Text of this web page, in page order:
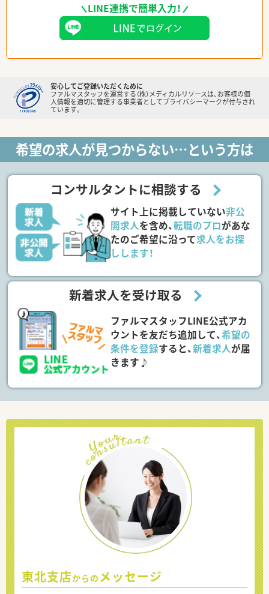
LINE連携で簡単入力！
安心してご登録いただくために
ファルマスタッフを運営する（株）メディカルリソースは、お客様の個
人情報を適切に管理する事業者としてプライバシーマークが付与され
ています。
希望の求人が見つからない…という方は
コンサルタントに相談する
サイト上に掲載していない非公
開求人を含め、転職のプロがあな
たのご希望に沿って求人をお探
しします！
新着求人を受け取る
ファルマスタッフLINE公式アカ
ウントを友だち追加して、希望の
条件を登録すると、新着求人が届
きます♪
東北支店からの メッセージ